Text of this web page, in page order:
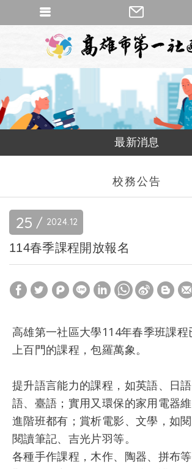
最新消息
校務公告
25 12
2024
114春季課程開放報名
高雄第一社區大學114年春季班課程
上百門的課程，包羅萬象。
提升語言能力的課程，如英語、日
語、臺語；實用又環保的家用電器
進階班都有；賞析電影、文學，如閱
閱讀筆記、吉光片羽等。
各種手作課程，木作、陶器、拼布